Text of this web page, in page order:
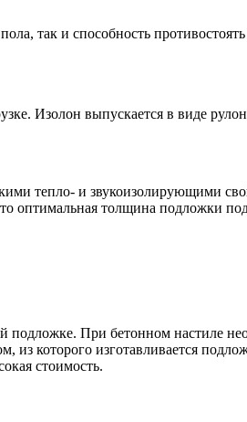
так и способность
Изолон выпускается в виде
тепло- и звукоизолирующими
толщина подложки
подложке. При бетонном настиле
которого изготавливается
стоимость.